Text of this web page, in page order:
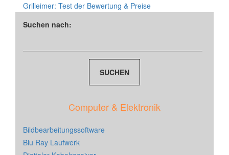
Grilleimer: Test der Bewertung & Preise
Suchen nach:
Computer & Elektronik
Bildbearbeitungssoftware
Blu Ray Laufwerk